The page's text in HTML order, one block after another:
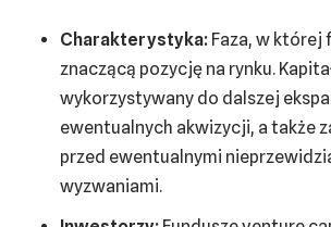
Charakterystyka: Faza, w której
znaczącą pozycję na rynku.
wykorzystywany do dalszej
ewentualnych akwizycji, a także
przed ewentualnymi
wyzwaniami.